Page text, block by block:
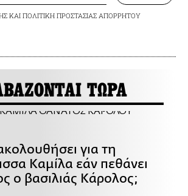
ΚΑΙ ΠΟΛΙΤΙΚΗ ΠΡΟΣΤΑΣΙΑΣ ΑΠΟΡΡΗΤΟΥ
ΤΩΡΑ
για τη
Καμίλα εάν πεθάνει
ο βασιλιάς Κάρολος;